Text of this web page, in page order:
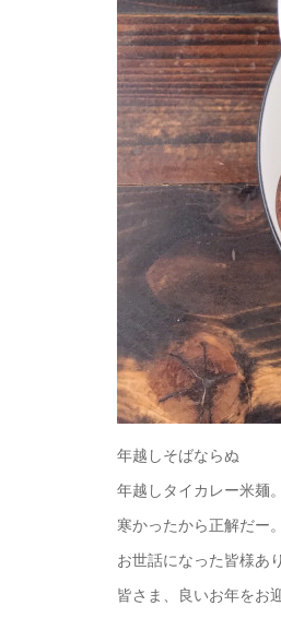
年越しそばならぬ
年越しタイカレー米麺。
寒かったから正解だー。
お世話になった皆様あ
皆さま、良いお年をお